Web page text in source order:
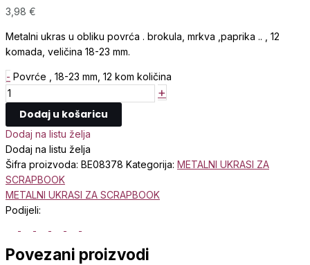
3,98 €
Metalni ukras u obliku povrća . brokula, mrkva ,paprika .. , 12
komada, veličina 18-23 mm.
- Povrće , 18-23 mm, 12 kom količina
+
Dodaj u košaricu
Dodaj na listu želja
Dodaj na listu želja
Šifra proizvoda: BE08378 Kategorija: METALNI UKRASI ZA
SCRAPBOOK
METALNI UKRASI ZA SCRAPBOOK
Podijeli:
Povezani proizvodi